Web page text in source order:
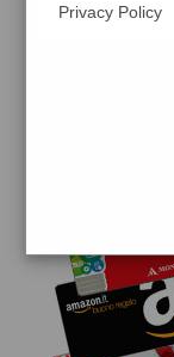
Privacy Policy